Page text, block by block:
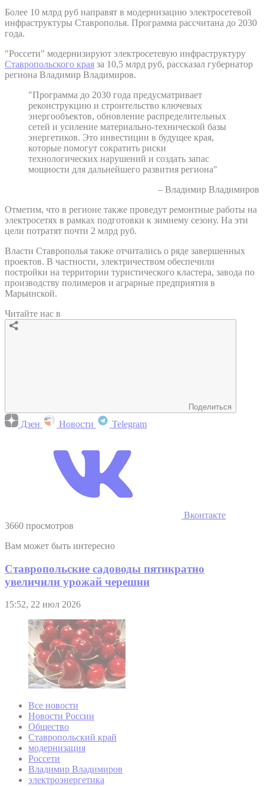
Более 10 млрд руб направят в модернизацию электросетевой
инфраструктуры Ставрополья. Программа рассчитана до 2030
года.
"Россети" модернизируют электросетевую инфраструктуру
Ставропольского края за 10,5 млрд руб, рассказал губернатор
региона Владимир Владимиров.
"Программа до 2030 года предусматривает
реконструкцию и строительство ключевых
энергообъектов, обновление распределительных
сетей и усиление материально-технической базы
энергетиков. Это инвестиции в будущее края,
которые помогут сократить риски
технологических нарушений и создать запас
мощности для дальнейшего развития региона"
– Владимир Владимиров
Отметим, что в регионе также проведут ремонтные работы на
электросетях в рамках подготовки к зимнему сезону. На эти
цели потратят почти 2 млрд руб.
Власти Ставрополья также отчитались о ряде завершенных
проектов. В частности, электричеством обеспечили
постройки на территории туристического кластера, завода по
производству полимеров и аграрные предприятия в
Марьинской.
Читайте нас в
Поделиться
Дзен Новости Telegram
Вконтакте
3660 просмотров
Вам может быть интересно
Ставропольские садоводы пятикратно
увеличили урожай черешни
15:52, 22 июл 2026
Все новости
Новости России
Общество
Ставропольский край
модернизация
Россети
Владимир Владимиров
электроэнергетика